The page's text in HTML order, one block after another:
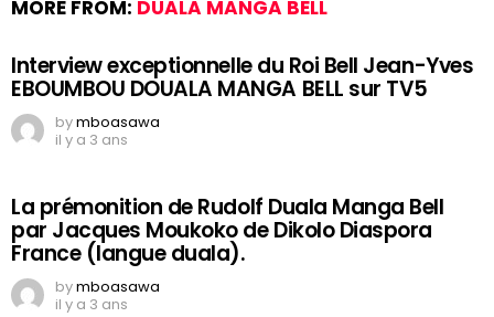
MORE FROM: DUALA MANGA BELL
Interview exceptionnelle du Roi Bell Jean-Yves
EBOUMBOU DOUALA MANGA BELL sur TV5
bymboasawa
il y a 3 ans
La prémonition de Rudolf Duala Manga Bell
par Jacques Moukoko de Dikolo Diaspora
France (langue duala).
bymboasawa
il y a 3 ans